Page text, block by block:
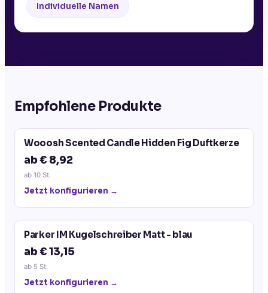
Individuelle Namen
Empfohlene Produkte
Wooosh Scented Candle Hidden Fig Duftkerze
ab € 8,92
ab 10 St.
Jetzt konfigurieren →
Parker IM Kugelschreiber Matt - blau
ab € 13,15
ab 5 St.
Jetzt konfigurieren →